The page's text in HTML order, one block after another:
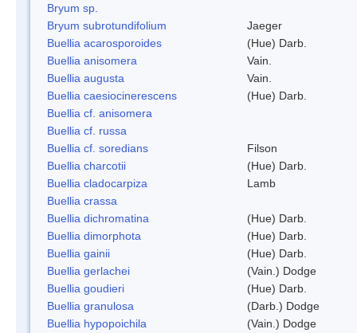
Bryum sp.
Bryum subrotundifolium
Jaeger
Buellia acarosporoides
(Hue) Darb.
Buellia anisomera
Vain.
Buellia augusta
Vain.
Buellia caesiocinerescens
(Hue) Darb.
Buellia cf. anisomera
Buellia cf. russa
Buellia cf. soredians
Filson
Buellia charcotii
(Hue) Darb.
Buellia cladocarpiza
Lamb
Buellia crassa
Buellia dichromatina
(Hue) Darb.
Buellia dimorphota
(Hue) Darb.
Buellia gainii
(Hue) Darb.
Buellia gerlachei
(Vain.) Dodge
Buellia goudieri
(Hue) Darb.
Buellia granulosa
(Darb.) Dodge
Buellia hypopoichila
(Vain.) Dodge